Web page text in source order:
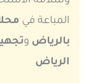
المباعة في
بالرياض و
الرياض